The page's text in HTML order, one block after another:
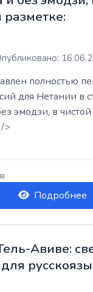
разметке:
полностью
для Нетании в
эмодзи, в
>
на мебельном
Подробнее
Авиве: